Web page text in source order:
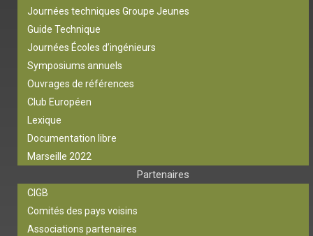
Journées techniques Groupe Jeunes
Guide Technique
Journées Écoles d’ingénieurs
Symposiums annuels
Ouvrages de références
Club Européen
Lexique
Documentation libre
Marseille 2022
Partenaires
CIGB
Comités des pays voisins
Associations partenaires